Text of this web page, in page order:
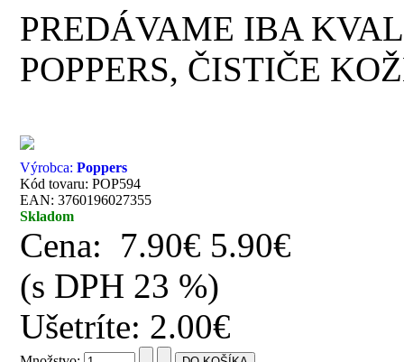
PREDÁVAME IBA
POPPERS, ČISTIČE
Výrobca:Poppers
Kód tovaru: POP594
EAN: 3760196027355
Skladom
Cena: 7.90€ 5.90€
(s DPH 23 %)
Ušetríte: 2.00€